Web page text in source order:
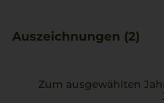
Auszeichnungen (2)
Zum ausgewählten